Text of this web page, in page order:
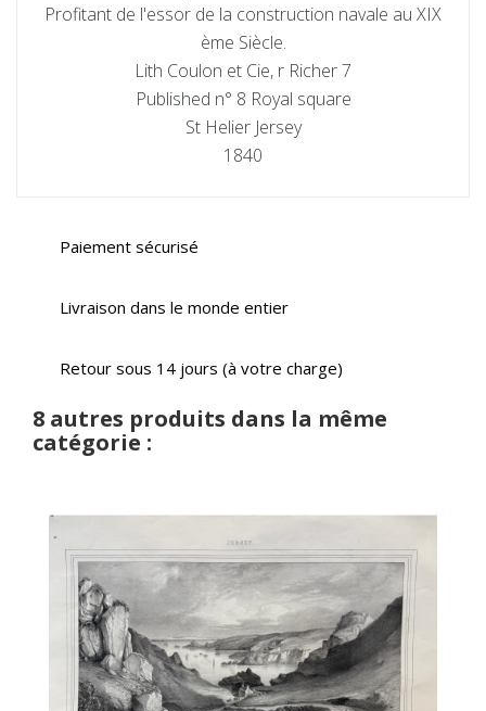
Profitant de l'essor de la construction navale au XIX
ème Siècle.
Lith Coulon et Cie, r Richer 7
Published n° 8 Royal square
St Helier Jersey
1840
Paiement sécurisé
Livraison dans le monde entier
Retour sous 14 jours (à votre charge)
8 autres produits dans la même
catégorie :